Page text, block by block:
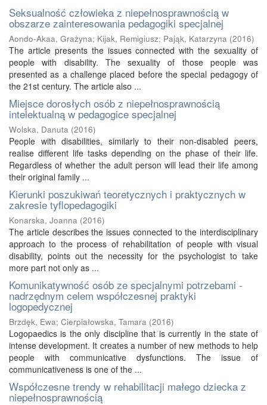
Seksualność człowieka z niepełnosprawnością w
obszarze zainteresowania pedagogiki specjalnej
Aondo-Akaa, Grażyna; Kijak, Remigiusz; Pająk, Katarzyna (2016)
The article presents the issues connected with the sexuality of
people with disability. The sexuality of those people was
presented as a challenge placed before the special pedagogy of
the 21st century. The article also ...
Miejsce dorosłych osób z niepełnosprawnością
intelektualną w pedagogice specjalnej
Wolska, Danuta (2016)
People with disabilities, similarly to their non-disabled peers,
realise different life tasks depending on the phase of their life.
Regardless of whether the adult person will lead their life among
their original family ...
Kierunki poszukiwań teoretycznych i praktycznych w
zakresie tyflopedagogiki
Konarska, Joanna (2016)
The article describes the issues connected to the interdisciplinary
approach to the process of rehabilitation of people with visual
disability, points out the necessity for the psychologist to take
more part not only as ...
Komunikatywność osób ze specjalnymi potrzebami -
nadrzędnym celem współczesnej praktyki
logopedycznej
Brzdęk, Ewa; Cierpiałowska, Tamara (2016)
Logopaedics is the only discipline that is currently in the state of
intense development. It creates a number of new methods to help
people with communicative dysfunctions. The issue of
communicativeness is one of the ...
Współczesne trendy w rehabilitacji małego dziecka z
niepełnosprawnością